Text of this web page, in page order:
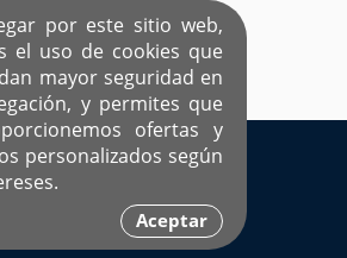
por este sitio web,
el uso de cookies que
mayor seguridad en
y permites que
ofertas y
personalizados según
Aceptar
DEDICADO A SOLTEROS
COMO TÚ
Ingresa aquí